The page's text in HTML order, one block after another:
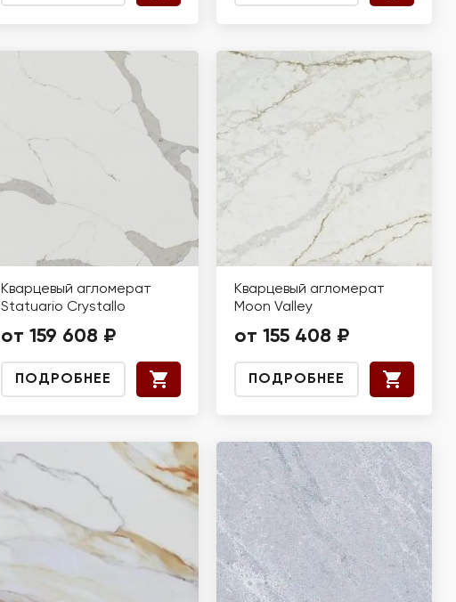
Кварцевый агломерат
Statuario Crystallo
от 159 608 ₽
ПОДРОБНЕЕ
Кварцевый агломерат
Moon Valley
от 155 408 ₽
ПОДРОБНЕЕ